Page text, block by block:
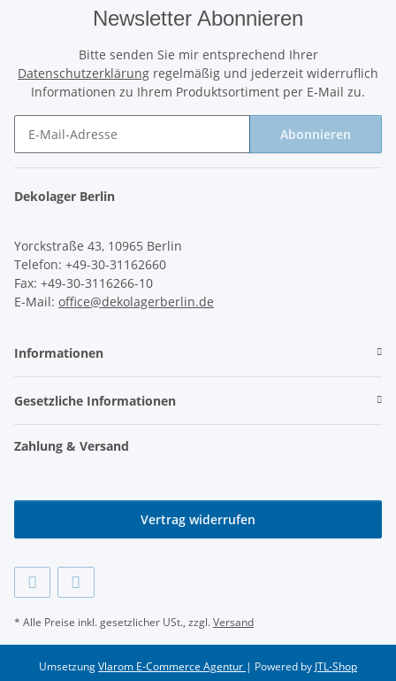
Newsletter Abonnieren
Bitte senden Sie mir entsprechend Ihrer
Datenschutzerklärung regelmäßig und jederzeit widerruflich
Informationen zu Ihrem Produktsortiment per E-Mail zu.
Abonnieren
Dekolager Berlin
Yorckstraße 43, 10965 Berlin
Telefon: +49-30-31162660
Fax: +49-30-3116266-10
E-Mail: office@dekolagerberlin.de
Informationen
Gesetzliche Informationen
Zahlung & Versand
Vertrag widerrufen
* Alle Preise inkl. gesetzlicher USt., zzgl.Versand
UmsetzungVlarom E-Commerce Agentur | Powered by JTL-Shop